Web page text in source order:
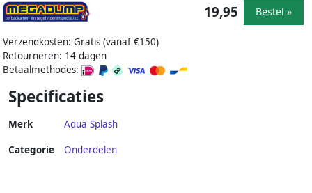
Verzendkosten: Gratis (vanaf €150)
Retourneren: 14 dagen
Betaalmethodes:
19,95 Bestel »
Specificaties
Merk Aqua Splash
Categorie Onderdelen